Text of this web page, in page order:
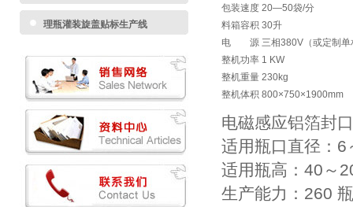
理瓶灌装旋盖贴标生产线
包装速度 20—50袋/分
料箱容积 30升
电 源 三相380V（或定制单
整机功率 1 KW
整机重量 230kg
整机体积 800×750×1900mm
电磁感应铝箔封
适用瓶口直径：6
适用瓶高：40～
生产能力：260